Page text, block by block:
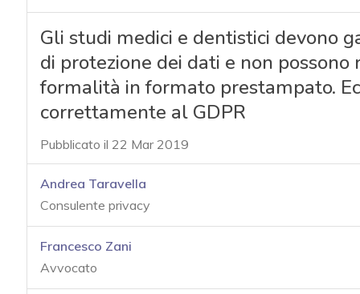
Gli studi medici e dentistici devono
di protezione dei dati e non
formalità in formato prestampato.
correttamente al GDPR
Pubblicato il 22 Mar 2019
Andrea Taravella
Consulente privacy
Francesco Zani
Avvocato